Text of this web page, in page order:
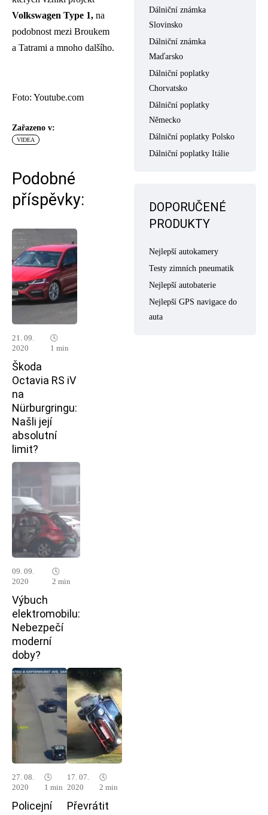
Volkswagen Type 1, na
podobnost mezi Broukem
a Tatrami a mnoho dalšího.
Foto: Youtube.com
Zařazeno v:
VIDEA
Podobné
příspěvky:
21. 09.
2020
🕓
1 min
Škoda
Octavia RS iV
na
Nürburgringu:
Našli její
absolutní
limit?
09. 09.
2020
🕓
2 min
Výbuch
elektromobilu:
Nebezpečí
moderní
doby?
27. 08.
2020
🕓
1 min
Policejní
17. 07.
2020
🕓
2 min
Převrátit
Dálniční známka
Slovinsko
Dálniční známka
Maďarsko
Dálniční poplatky
Chorvatsko
Dálniční poplatky
Německo
Dálniční poplatky Polsko
Dálniční poplatky Itálie
DOPORUČENÉ
PRODUKTY
Nejlepší autokamery
Testy zimních pneumatik
Nejlepší autobaterie
Nejlepší GPS navigace do
auta